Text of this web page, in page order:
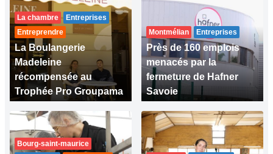
La chambre
Entreprises
Entreprendre
La Boulangerie
Madeleine
récompensée au
Trophée Pro Groupama
Montmélian Entreprises
Près de 160 emplois
menacés par la
fermeture de Hafner
Savoie
Bourg-saint-maurice